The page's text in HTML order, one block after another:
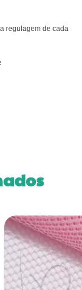
regulagem de cada